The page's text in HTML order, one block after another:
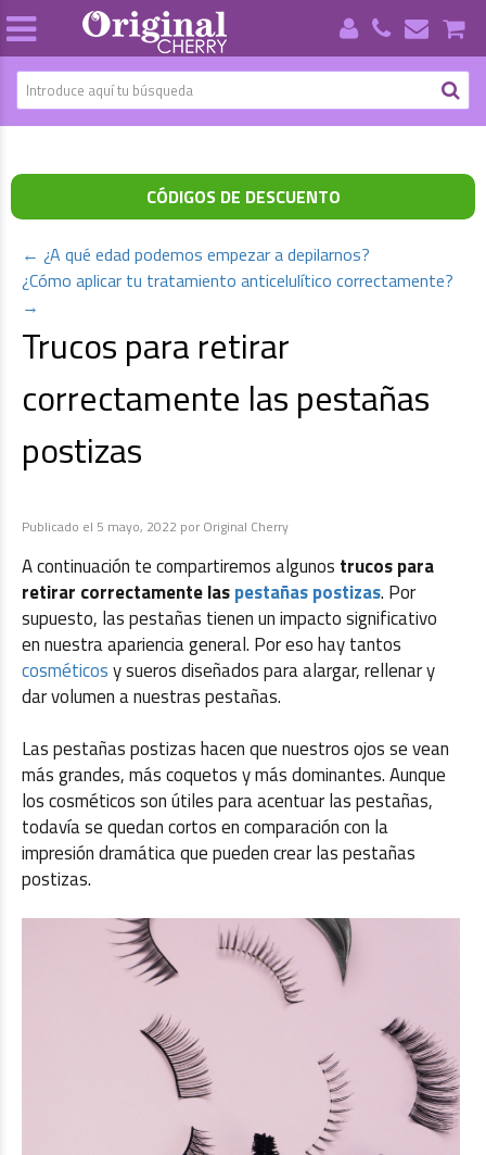
CÓDIGOS DE DESCUENTO
← ¿A qué edad podemos empezar a depilarnos?
¿Cómo aplicar tu tratamiento anticelulítico correctamente?
→
Trucos para retirar
correctamente las pestañas
postizas
Publicado el 5 mayo, 2022 por Original Cherry
A continuación te compartiremos algunos trucos para
retirar correctamente laspestañas postizas. Por
supuesto, las pestañas tienen un impacto significativo
en nuestra apariencia general. Por eso hay tantos
cosméticosy sueros diseñados para alargar, rellenar y
dar volumen a nuestras pestañas.
Las pestañas postizas hacen que nuestros ojos se vean
más grandes, más coquetos y más dominantes. Aunque
los cosméticos son útiles para acentuar las pestañas,
todavía se quedan cortos en comparación con la
impresión dramática que pueden crear las pestañas
postizas.